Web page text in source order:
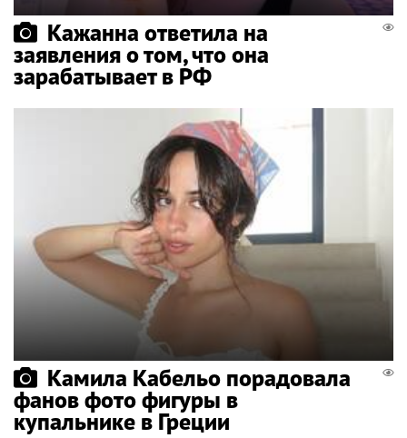
Кажанна ответила на
заявления о том, что она
зарабатывает в РФ
Камила Кабельо порадовала
фанов фото фигуры в
купальнике в Греции